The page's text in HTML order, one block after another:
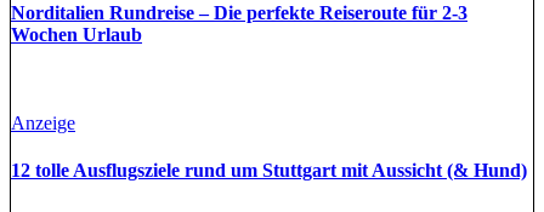
Norditalien Rundreise – Die perfekte Reiseroute für 2-3
Wochen Urlaub
Anzeige
12 tolle Ausflugsziele rund um Stuttgart mit Aussicht (& Hund)